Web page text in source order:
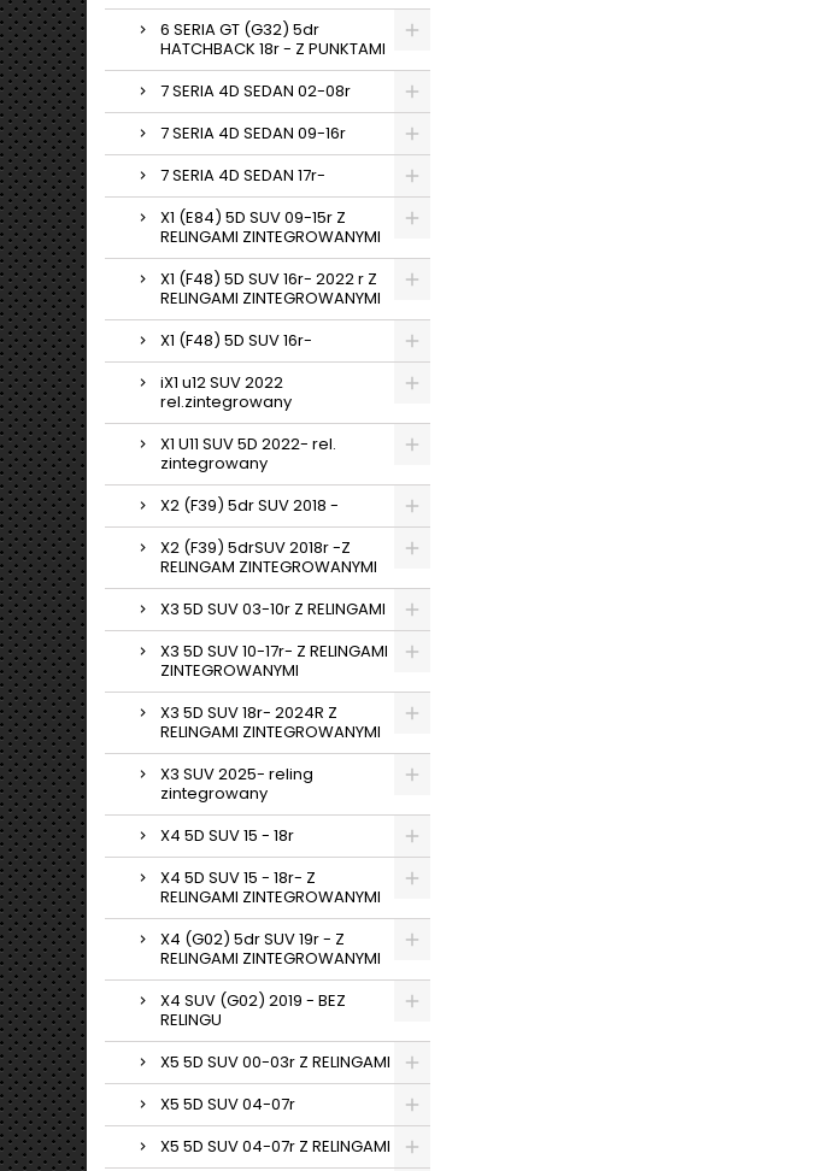
6 SERIA GT (G32) 5dr
HATCHBACK 18r - Z PUNKTAMI
7 SERIA 4D SEDAN 02-08r
7 SERIA 4D SEDAN 09-16r
7 SERIA 4D SEDAN 17r-
X1 (E84) 5D SUV 09-15r Z
RELINGAMI ZINTEGROWANYMI
X1 (F48) 5D SUV 16r- 2022 r Z
RELINGAMI ZINTEGROWANYMI
X1 (F48) 5D SUV 16r-
iX1 u12 SUV 2022
rel.zintegrowany
X1 U11 SUV 5D 2022- rel.
zintegrowany
X2 (F39) 5dr SUV 2018 -
X2 (F39) 5drSUV 2018r -Z
RELINGAM ZINTEGROWANYMI
X3 5D SUV 03-10r Z RELINGAMI
X3 5D SUV 10-17r- Z RELINGAMI
ZINTEGROWANYMI
X3 5D SUV 18r- 2024R Z
RELINGAMI ZINTEGROWANYMI
X3 SUV 2025- reling
zintegrowany
X4 5D SUV 15 - 18r
X4 5D SUV 15 - 18r- Z
RELINGAMI ZINTEGROWANYMI
X4 (G02) 5dr SUV 19r - Z
RELINGAMI ZINTEGROWANYMI
X4 SUV (G02) 2019 - BEZ
RELINGU
X5 5D SUV 00-03r Z RELINGAMI
X5 5D SUV 04-07r
X5 5D SUV 04-07r Z RELINGAMI